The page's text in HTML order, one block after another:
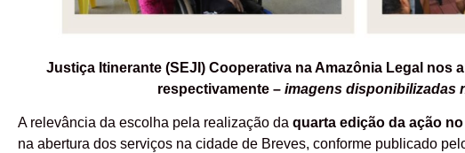
Justiça Itinerante (SEJI) Cooperativa na Amazônia Legal nos
respectivamente – imagens disponibilizadas
A relevância da escolha pela realização da quarta edição da ação
na abertura dos serviços na cidade de Breves, conforme publicado